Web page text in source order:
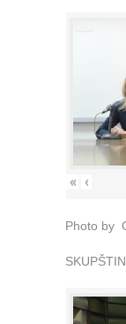
« ‹
Photo by